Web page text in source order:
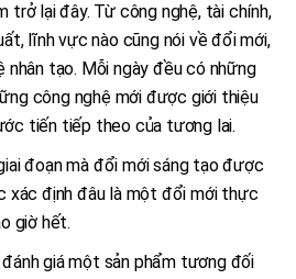
trở lại đây. Từ công nghệ, tài chính,
lĩnh vực nào cũng nói về đổi mới,
tạo. Mỗi ngày đều có những
công nghệ mới được giới thiệu
tiến tiếp theo của tương lai.
đoạn mà đổi mới sáng tạo được
xác định đâu là một đổi mới thực
giờ hết.
giá một sản phẩm tương đối